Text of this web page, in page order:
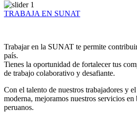
TRABAJA EN SUNAT
Trabajar en la SUNAT te permite
país.
Tienes la oportunidad de fortalecer tus
de trabajo colaborativo y desafiante.
Con el talento de nuestros trabajadores y
moderna, mejoramos nuestros servicios
peruanos.